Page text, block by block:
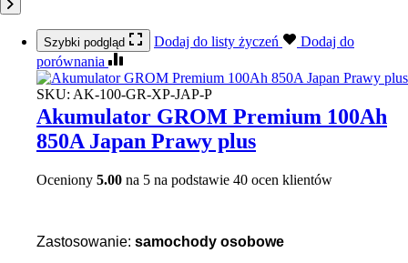
Szybki podgląd Dodaj do listy życzeń
Dodaj do
porównania
SKU: AK-100-GR-XP-JAP-P
Akumulator GROM Premium 100Ah
850A Japan Prawy plus
Oceniony 5.00 na 5 na podstawie 40 ocen klientów
Zastosowanie: samochody osobowe